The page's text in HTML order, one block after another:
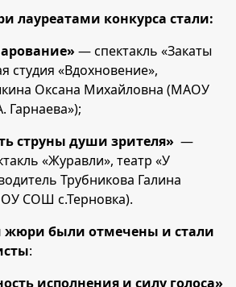
лауреатами конкурса стали:
— спектакль «Закаты
студия «Вдохновение»,
Оксана Михайловна (МАОУ
Гарнаева»);
струны души зрителя» —
«Журавли», театр «У
Трубникова Галина
СОШ с.Терновка).
жюри были отмечены и стали
:
исполнения и силу голоса»